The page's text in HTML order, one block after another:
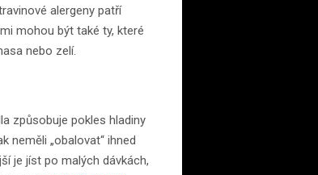
alergeny patří
mohou být také ty, které
nebo zelí.
způsobuje pokles hladiny
neměli „obalovat“ ihned
je jíst po malých dávkách,